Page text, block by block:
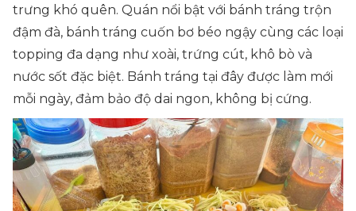
trưng khó quên. Quán nổi bật với bánh tráng trộn
đậm đà, bánh tráng cuốn bơ béo ngậy cùng các loại
topping đa dạng như xoài, trứng cút, khô bò và
nước sốt đặc biệt. Bánh tráng tại đây được làm mới
mỗi ngày, đảm bảo độ dai ngon, không bị cứng.